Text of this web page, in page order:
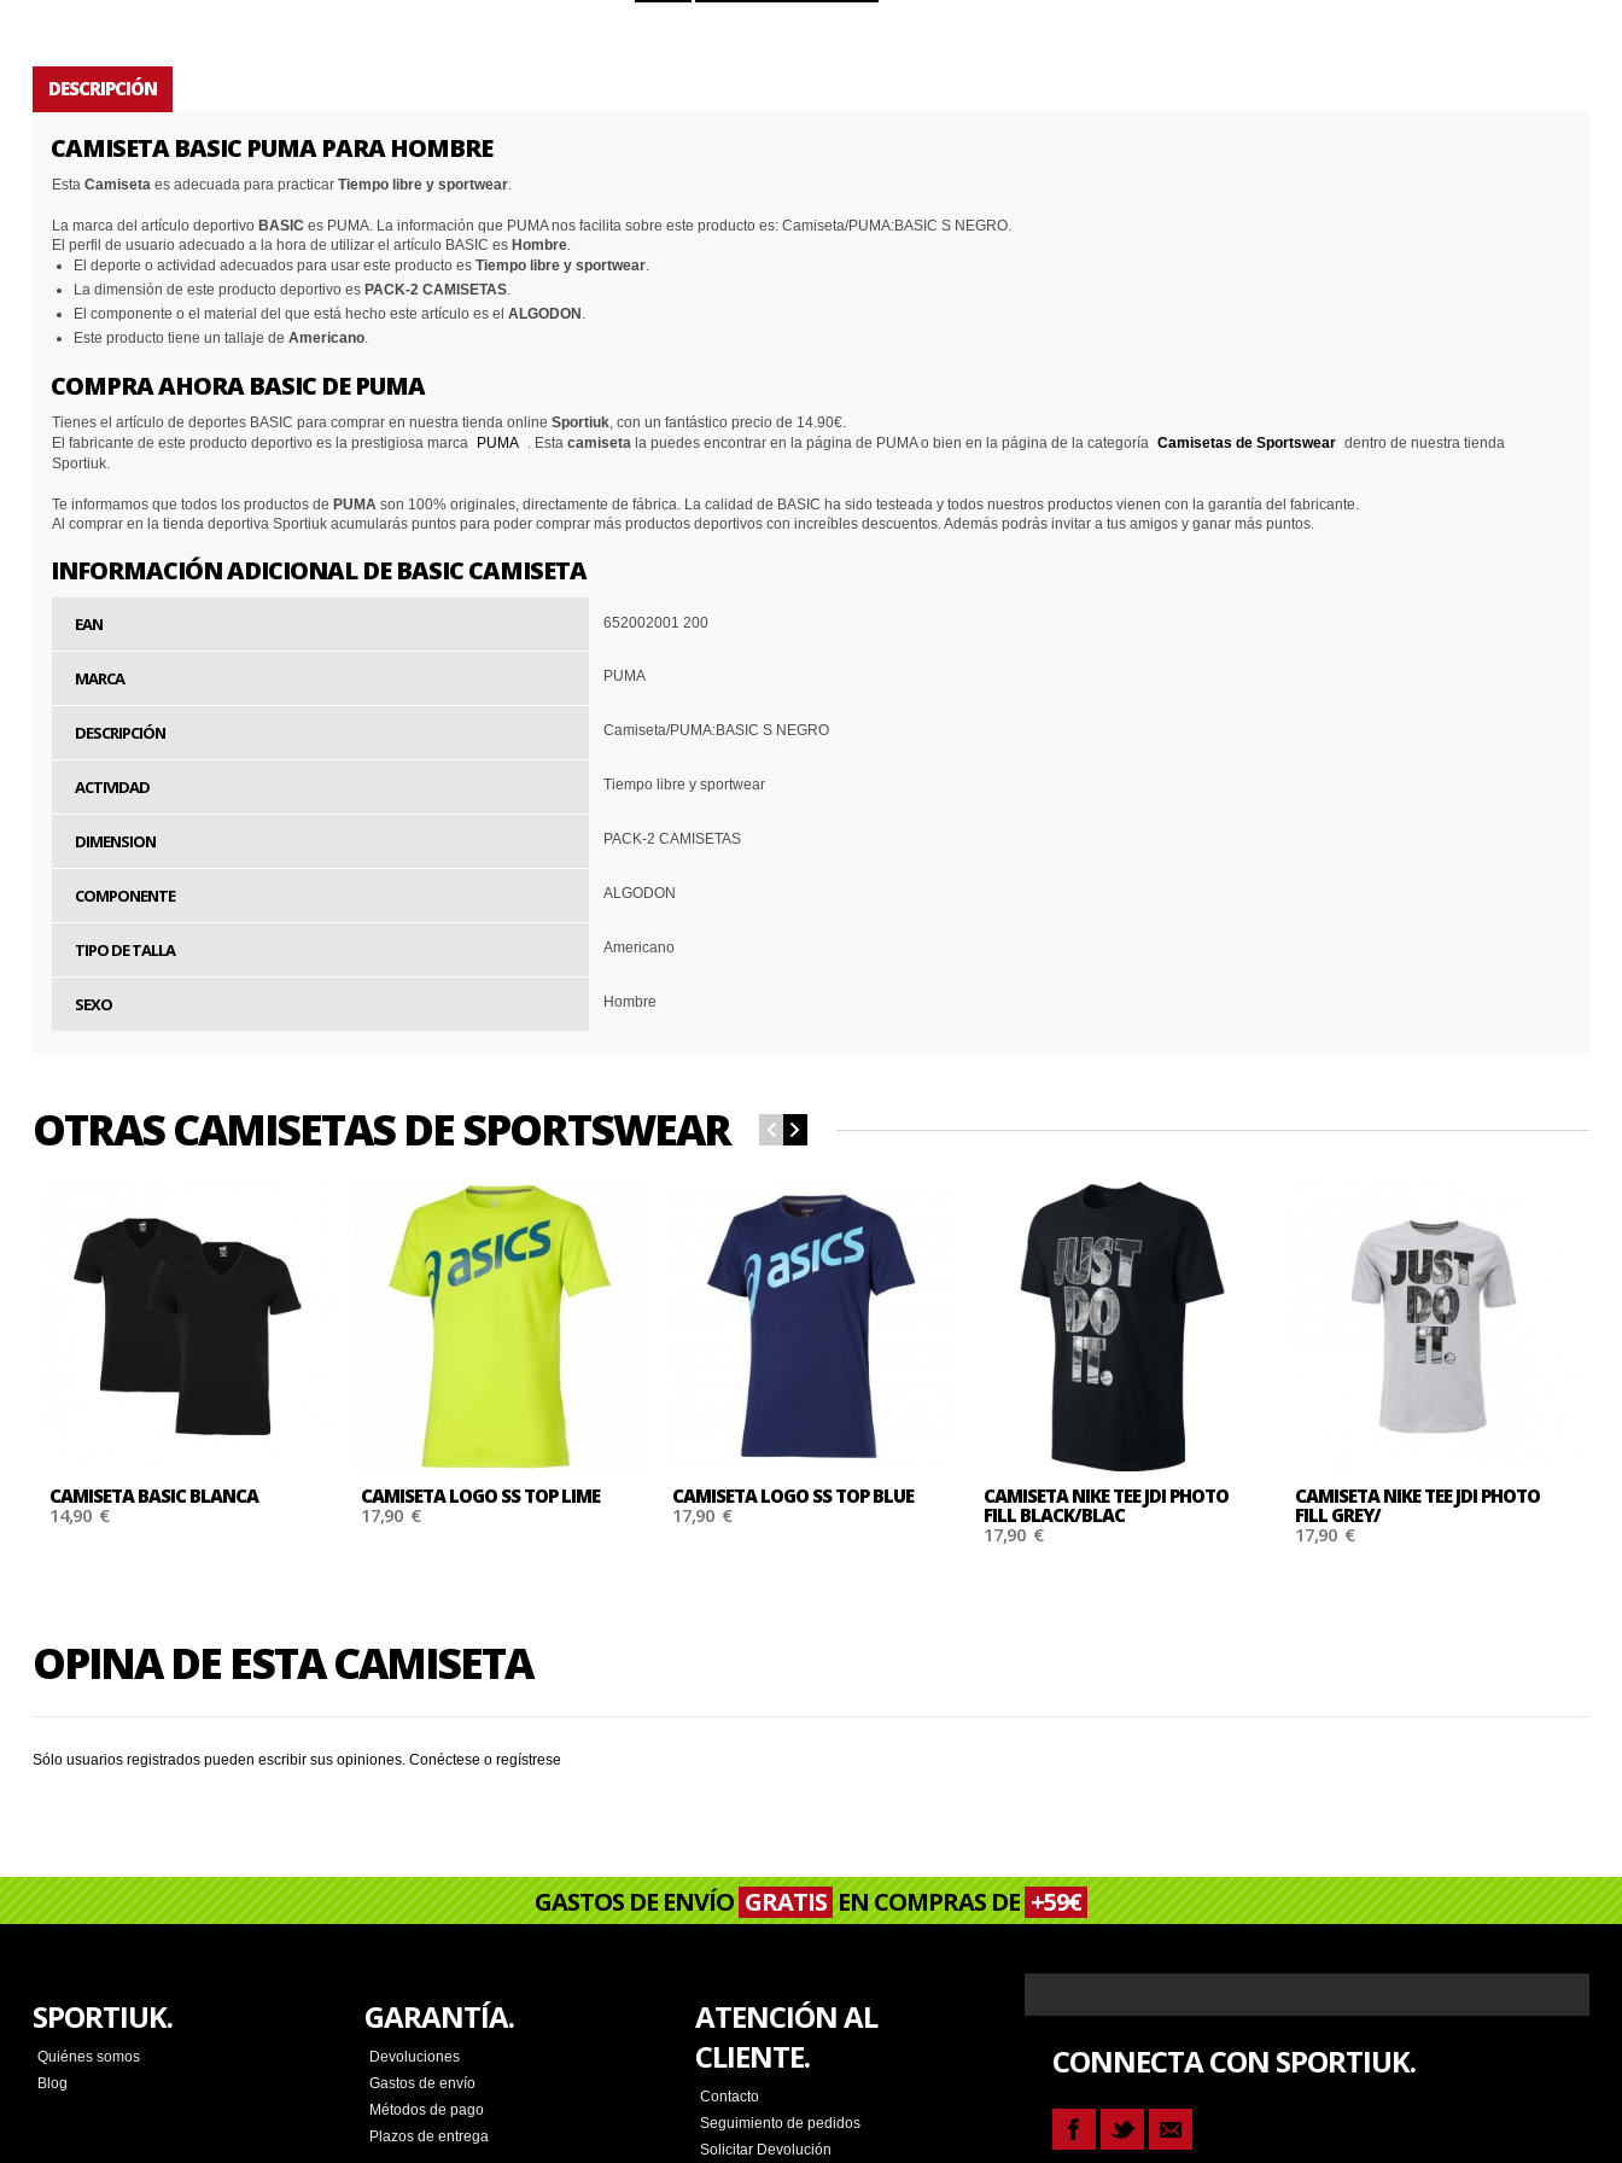
DESCRIPCIÓN
CAMISETA BASIC PUMA PARA HOMBRE
EstaCamiseta es adecuada para practicarTiempo libre y sportwear.
La marca del artículo deportivo BASIC es PUMA. La información que PUMA nos facilita sobre este producto es: Camiseta/PUMA:BASIC S NEGRO.
El perfil de usuario adecuado a la hora de utilizar el artículo BASIC es Hombre.
El deporte o actividad adecuados para usar este producto esTiempo libre y sportwear.
La dimensión de este producto deportivo es PACK-2 CAMISETAS.
El componente o el material del que está hecho este artículo es elALGODON .
Este producto tiene un tallaje deAmericano.
COMPRA AHORA BASIC DE PUMA
Tienes el artículo de deportes BASIC para comprar en nuestra tienda onlineSportiuk, con un fantástico precio de 14.90€.
El fabricante de este producto deportivo es la prestigiosa marca
PUMA . Estacamiseta la puedes encontrar en la página de PUMA o bien en la página de la categoría Camisetas de Sportswear dentro de nuestra tienda
Sportiuk.
Te informamos que todos los productos de PUMA son 100% originales, directamente de fábrica. La calidad de BASIC ha sido testeada y todos nuestros productos vienen con la garantía del fabricante.
Al comprar en la tienda deportiva Sportiuk acumularás puntos para poder comprar más productos deportivos con increíbles descuentos. Además podrás invitar a tus amigos y ganar más puntos.
INFORMACIÓN ADICIONAL DE BASIC CAMISETA
EAN 652002001 200
MARCA PUMA
DESCRIPCIÓN Camiseta/PUMA:BASIC S NEGRO
ACTIVIDAD Tiempo libre y sportwear
DIMENSION PACK-2 CAMISETAS
COMPONENTE ALGODON
TIPO DE TALLA Americano
SEXO Hombre
OTRAS CAMISETAS DE SPORTSWEAR
CAMISETA BASIC BLANCA
14,90 €
CAMISETA LOGO SS TOP LIME
17,90 €
CAMISETA LOGO SS TOP BLUE
17,90 €
CAMISETA NIKE TEE JDI PHOTO
FILL BLACK/BLAC
17,90 €
CAMISETA NIKE TEE JDI PHOTO
FILL GREY/
17,90 €
OPINA DE ESTA CAMISETA
Sólo usuarios registrados pueden escribir sus opiniones.Conéctese oregístrese
GASTOS DE ENVÍO GRATISEN COMPRAS DE +59€
CONNECTA CON SPORTIUK.
SPORTIUK.
Quiénes somos
Blog
GARANTÍA.
Devoluciones
Gastos de envío
Métodos de pago
Plazos de entrega
ATENCIÓN AL
CLIENTE.
Contacto
Seguimiento de pedidos
Solicitar Devolución